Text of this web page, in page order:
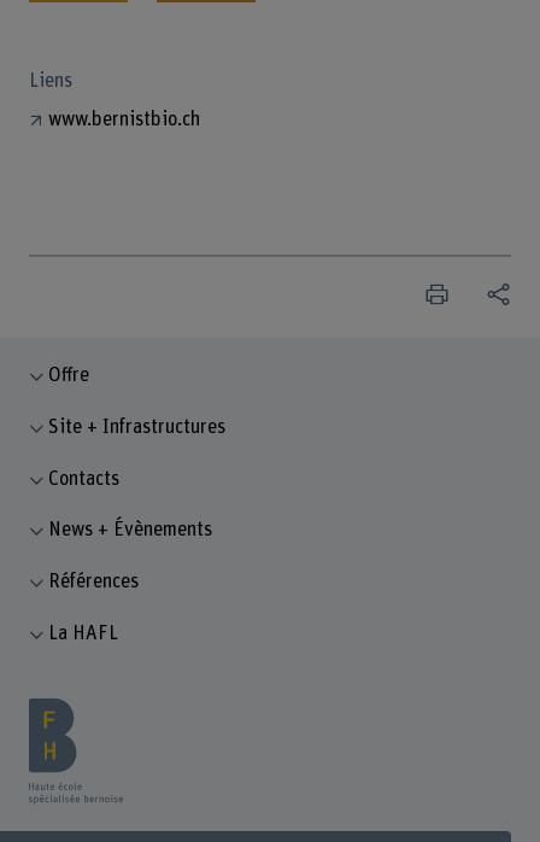
Liens
www.bernistbio.ch
Offre
Site + Infrastructures
Contacts
News + Évènements
Références
La HAFL